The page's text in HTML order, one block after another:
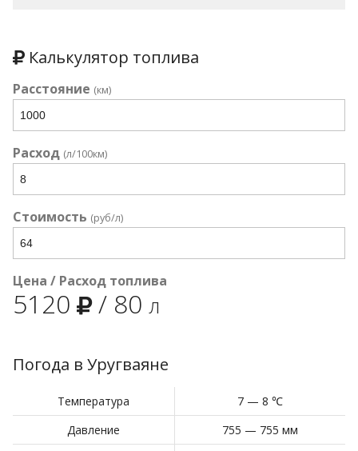
Калькулятор топлива
Расстояние (км)
Расход (л/100км)
Стоимость (руб/л)
Цена / Расход топлива
5120 / 80 л
Погода в Уругваяне
Температура
7 — 8 ℃
Давление
755 — 755 мм